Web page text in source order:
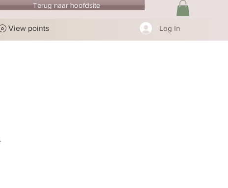
Terug naar hoofdsite
View points Log In